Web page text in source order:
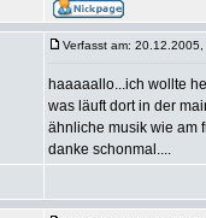
Verfasst am:
haaaaallo...ich wollte
was läuft dort in der
ähnliche musik wie am
danke schonmal....